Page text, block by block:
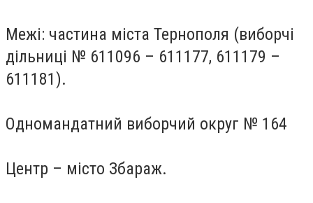
Межі: частина міста Тернополя (виборчі
дільниці № 611096 – 611177, 611179 –
611181).
Одномандатний виборчий округ № 164
Центр – місто Збараж.